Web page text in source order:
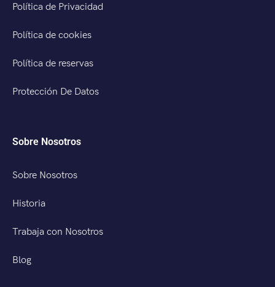
Política de Privacidad
Política de cookies
Política de reservas
Protección De Datos
Sobre Nosotros
Sobre Nosotros
Historia
Trabaja con Nosotros
Blog